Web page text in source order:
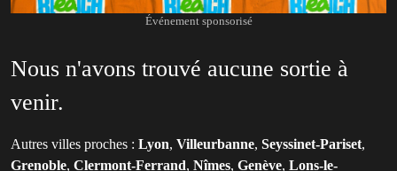
Événement sponsorisé
Nous n'avons trouvé aucune sortie à
venir.
Autres villes proches : Lyon, Villeurbanne, Seyssinet-Pariset,
Grenoble, Clermont-Ferrand, Nîmes, Genève, Lons-le-